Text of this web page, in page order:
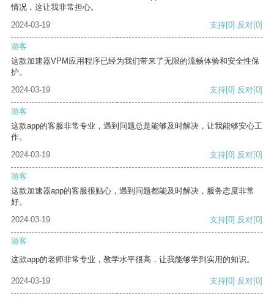
情况，这让我非常担心。
2024-03-19
支持[0] 反对[0]
游客
这款加速器VPM应用程序已经为我们带来了无限的流畅体验和安全性保
护。
2024-03-19
支持[0] 反对[0]
游客
这款app的客服非常专业，遇到问题总是能够及时解决，让我能够安心工
作。
2024-03-19
支持[0] 反对[0]
游客
这款加速器app的客服很贴心，遇到问题都能及时解决，服务态度非常
好。
2024-03-19
支持[0] 反对[0]
游客
这款app的老师非常专业，教学水平很高，让我能够学到实用的知识。
2024-03-19 支持[0] 反对[0]